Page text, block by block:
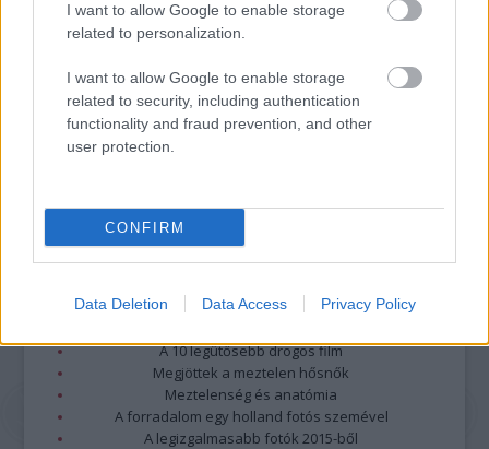
I want to allow Google to enable storage
related to personalization.
I want to allow Google to enable storage
related to security, including authentication
functionality and fraud prevention, and other
user protection.
CONFIRM
Data Deletion Data Access Privacy Policy
A hozzászólások avonatkozó jogszabályokértelmében felhasználói tartalomnak
minősülnek, értük aszolgáltatás technikai
Részletek a Felhasználási feltételekbenés azadatvédelmi tájékoztatóban
Megdöbbentő fotók a néptelen fővárosról
A 10 legütősebb drogos film
Megjöttek a meztelen hősnők
Meztelenség és anatómia
A forradalom egy holland fotós szemével
A legizgalmasabb fotók 2015-ből